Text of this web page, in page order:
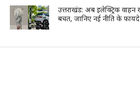
उत्तराखंड: अब इलेक्ट्रिक वाहन
बचत, जानिए नई नीति के फायदे